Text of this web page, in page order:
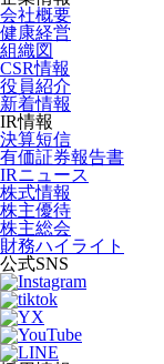
会社概要
健康経営
組織図
CSR情報
役員紹介
新着情報
IR情報
決算短信
有価証券報告書
IRニュース
株式情報
株主優待
株主総会
財務ハイライト
公式SNS